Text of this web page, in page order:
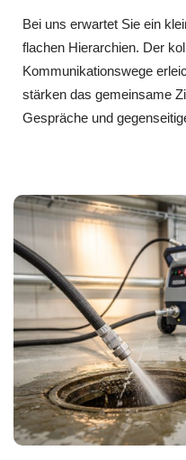
Bei uns erwartet Sie ein
flachen Hierarchien. Der
Kommunikationswege
stärken das gemeinsame
Gespräche und